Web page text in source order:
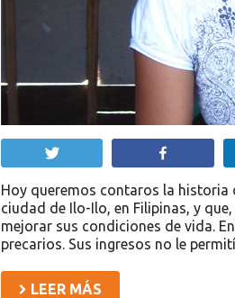
Hoy queremos contaros la historia
ciudad de Ilo-Ilo, en Filipinas, y
mejorar sus condiciones de vida.
precarios. Sus ingresos no le
LEER MÁS